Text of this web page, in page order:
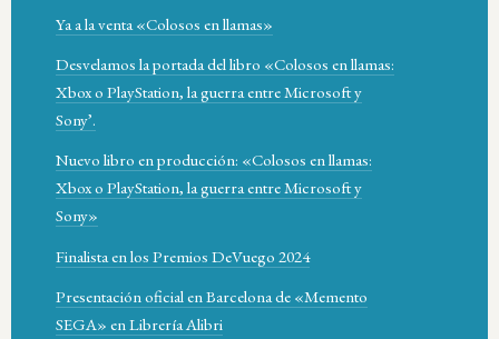
Ya a la venta «Colosos en llamas»
Desvelamos la portada del libro «Colosos en llamas:
Xbox o PlayStation, la guerra entre Microsoft y
Sony’.
Nuevo libro en producción: «Colosos en llamas:
Xbox o PlayStation, la guerra entre Microsoft y
Sony»
Finalista en los Premios DeVuego 2024
Presentación oficial en Barcelona de «Memento
SEGA» en Librería Alibri